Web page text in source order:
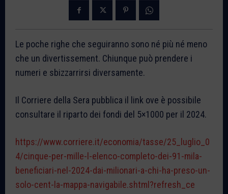
Le poche righe che seguiranno sono né più né meno
che un divertissement. Chiunque può prendere i
numeri e sbizzarrirsi diversamente.
Il Corriere della Sera pubblica il link ove è possibile
consultare il riparto dei fondi del 5×1000 per il 2024.
https://www.corriere.it/economia/tasse/25_luglio_0
4/cinque-per-mille-l-elenco-completo-dei-91-mila-
beneficiari-nel-2024-dai-milionari-a-chi-ha-preso-un-
solo-cent-la-mappa-navigabile.shtml?refresh_ce